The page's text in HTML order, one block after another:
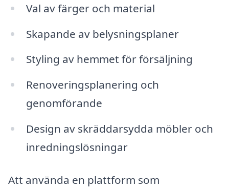
Val av färger och material
Skapande av belysningsplaner
Styling av hemmet för försäljning
Renoveringsplanering och
genomförande
Design av skräddarsydda möbler och
inredningslösningar
Att använda en plattform som